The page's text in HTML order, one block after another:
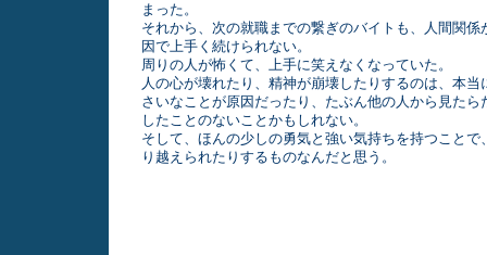
まった。
それから、次の就職までの繋ぎのバイトも、人間関係
因で上手く続けられない。
周りの人が怖くて、上手に笑えなくなっていた。
人の心が壊れたり、精神が崩壊したりするのは、本当
さいなことが原因だったり、たぶん他の人から見たら
したことのないことかもしれない。
そして、ほんの少しの勇気と強い気持ちを持つことで
り越えられたりするものなんだと思う。